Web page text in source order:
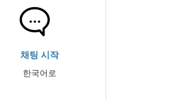
채팅 시작
한국어로